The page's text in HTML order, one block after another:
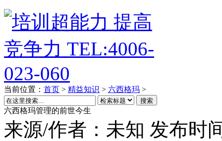
当前位置： 首页 > 精益知识 > 六西格玛 >
搜索
六西格玛管理的前世今生
来源/作者： 未知 发布时